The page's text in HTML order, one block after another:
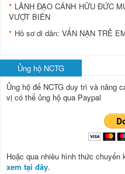
LÃNH ĐẠO CÁNH HỮU ĐỨC
VƯỢT BIÊN
Hồ sơ di dân: VẤN NẠN TRẺ
Ủng hộ NCTG
Ủng hộ để NCTG duy trì và nâng
vị có thể ủng hộ qua Paypal
Hoặc qua nhiều hình thức
xem tại đây.